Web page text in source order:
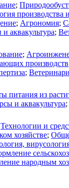
;
производства
; Агрономия;
аквакультура;
;
производств
;
питания из
и аквакультура;
Технологии и
хозяйстве;
народным